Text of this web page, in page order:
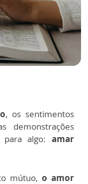
, os sentimentos
demonstrações
para algo: amar
mútuo, o amor